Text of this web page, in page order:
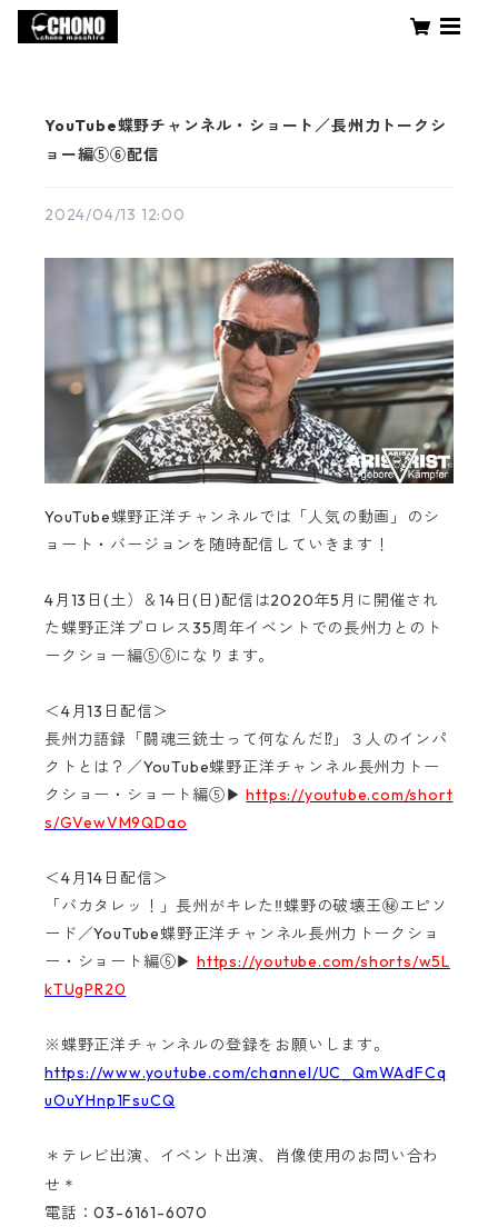
YouTube蝶野チャンネル・ショート／長州力トークシ
ョー編⑤⑥配信
2024/04/13 12:00
YouTube蝶野正洋チャンネルでは「人気の動画」のシ
ョート・バージョンを随時配信していきます！
4月13日(土）＆14日(日)配信は2020年5月に開催され
た蝶野正洋プロレス35周年イベントでの長州力とのト
ークショー編⑤⑥になります。
＜4月13日配信＞
長州力語録「闘魂三銃士って何なんだ⁉」３人のインパ
クトとは？／YouTube蝶野正洋チャンネル長州力トー
クショー・ショート編⑤▶https://youtube.com/short
s/GVewVM9QDao
＜4月14日配信＞
「バカタレッ！」長州がキレた‼蝶野の破壊王㊙エピソ
ード／YouTube蝶野正洋チャンネル長州力トークショ
ー・ショート編⑥▶https://youtube.com/shorts/w5L
kTUgPR20
※蝶野正洋チャンネルの登録をお願いします。
https://www.youtube.com/channel/UC_QmWAdFCq
uOuYHnp1FsuCQ
＊テレビ出演、イベント出演、肖像使用のお問い合わ
せ ＊
電話：03-6161-6070‬